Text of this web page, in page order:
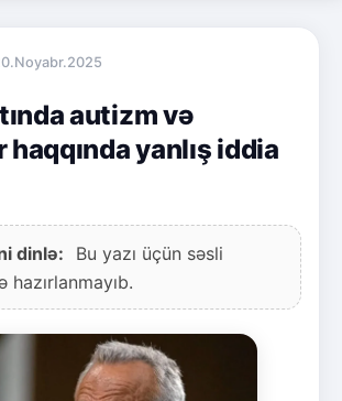
autizm və
yanlış iddia
dinlə:
Bu yazı üçün səsli
hazırlanmayıb.